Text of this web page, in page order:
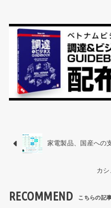
家電製品、国産への
カ
RECOMMEND